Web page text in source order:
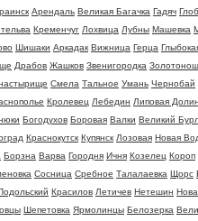
Арендаль Великая Багачка Гадяч
Кременчуг Лохвица Лубны Машевка
Шишаки Аркадак Вижница Герца
Драбов Жашков Звенигородка
Смела Тальное Умань Чернобай
Кролевец Лебедин Липовая
Богодухов Боровая Валки Великий
Краснокутск Купянск Лозовая Новая
Борзна Варва Городня Ичня Козелец Короп
Сосница Сребное Талалаевка Щорс
Красилов Летичев Нетешин
Шепетовка Ярмолинцы Белозерка